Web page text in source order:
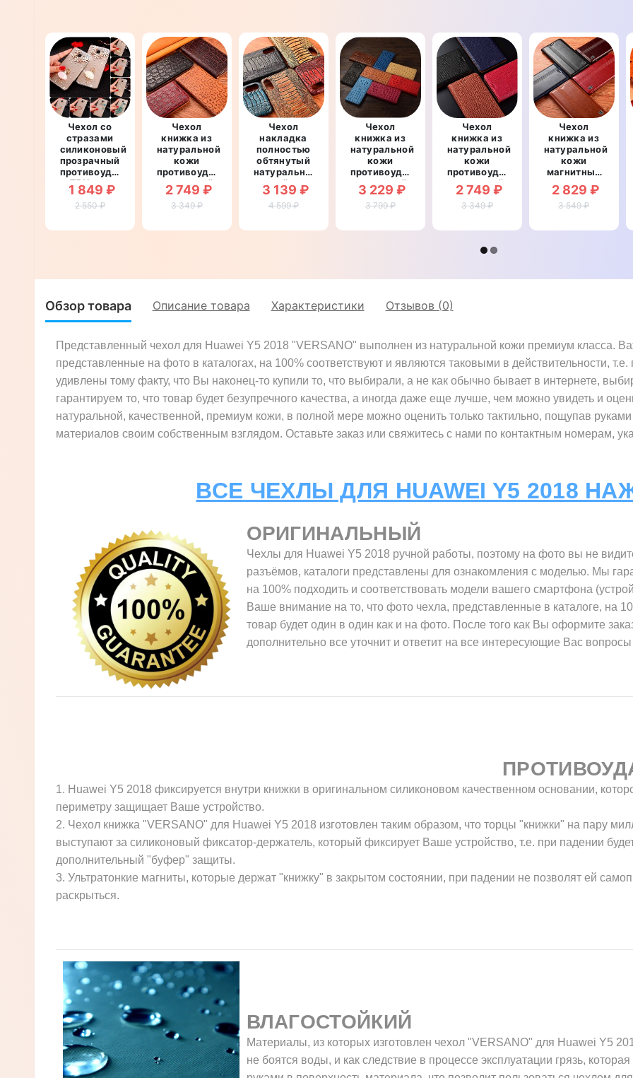
Чехол со
стразами
силиконовый
прозрачный
противоударный
TPU для
Huawei Y5
2018
1 849 ₽
2 550 ₽
Чехол
книжка из
натуральной
кожи
противоударный
магнитный
для Huawei
Y5 2018
STONE"
2 749 ₽
3 349 ₽
Чехол
накладка
полностью
обтянутый
натуральной
кожей для
Huawei Y5
2018
СТРАУС
3 139 ₽
4 599 ₽
Чехол
книжка из
натуральной
кожи
противоударный
магнитный
для Huawei
Y5 2018
CREAST"
3 229 ₽
3 799 ₽
Чехол
книжка из
натуральной
кожи
противоударный
магнитный
для Huawei
Y5 2018
2 749 ₽
3 349 ₽
Чехол
книжка из
натуральной
кожи
магнитный
противоударный
для Huawei
Y5 2018
2 829 ₽
3 549 ₽
Обзор товара Описание товара Характеристики Отзывов (0)
Представленный чехол для Huawei Y5 2018 "VERSANO" выполнен из натуральной кожи премиум класса.
представленные на фото в каталогах, на 100% соответствуют и являются таковыми в действительности,
удивлены тому факту, что Вы наконец-то купили то, что выбирали, а не как обычно бывает в интернете,
гарантируем то, что товар будет безупречного качества, а иногда даже еще лучше, чем можно увидеть и
натуральной, качественной, премиум кожи, в полной мере можно оценить только тактильно, пощупав
материалов своим собственным взглядом. Оставьте заказ или свяжитесь с нами по контактным номерам,
ВСЕ ЧЕХЛЫ ДЛЯ HUAWEI Y5 2018
ОРИГИНАЛЬНЫЙ
Чехлы для Huawei Y5 2018 ручной работы, поэтому на фото вы не
разъёмов, каталоги представлены для ознакомления с моделью. Мы
на 100% подходить и соответствовать модели вашего смартфона
Ваше внимание на то, что фото чехла, представленные в каталоге, на
товар будет один в один как и на фото. После того как Вы оформите
дополнительно все уточнит и ответит на все интересующие Вас вопросы
1. Huawei Y5 2018 фиксируется внутри книжки в оригинальном силиконовом качественном основании,
периметру защищает Ваше устройство.
2. Чехол книжка "VERSANO" для Huawei Y5 2018 изготовлен таким образом, что торцы "книжки" на пару
выступают за силиконовый фиксатор-держатель, который фиксирует Ваше устройство, т.е. при падении
дополнительный "буфер" защиты.
3. Ультратонкие магниты, которые держат "книжку" в закрытом состоянии, при падении не позволят ей
раскрыться.
ВЛАГОСТОЙКИЙ
Материалы, из которых изготовлен чехол "VERSANO" для Huawei Y5
не боятся воды, и как следствие в процессе эксплуатации грязь,